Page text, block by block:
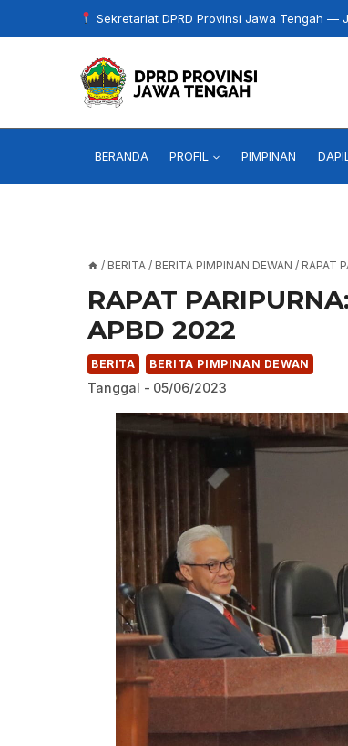
to
Sekretariat DPRD Provinsi Jawa Tengah —
BERANDA PROFIL PIMPINAN DAPIL
/ BERITA / BERITA PIMPINAN DEWAN / RAPAT
RAPAT
APBD 2022
BERITA BERITA PIMPINAN DEWAN
Tanggal - 05/06/2023